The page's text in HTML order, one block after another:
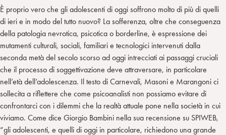
È proprio vero che gli adolescenti di oggi soffrono molto di più di quelli
di ieri e in modo del tutto nuovo? La sofferenza, oltre che conseguenza
della patologia nevrotica, psicotica o borderline, è espressione dei
mutamenti culturali, sociali, familiari e tecnologici intervenuti dalla
seconda metà del secolo scorso ad oggi intrecciati ai passaggi cruciali
che il processo di soggettivazione deve attraversare, in particolare
nell’età dell’adolescenza. Il testo di Carnevali, Masoni e Marangoni ci
sollecita a riflettere che come psicoanalisti non possiamo evitare di
confrontarci con i dilemmi che la realtà attuale pone nella società in cui
viviamo. Come dice Giorgio Bambini nella sua recensione su SPIWEB,
“gli adolescenti, e quelli di oggi in particolare, richiedono una grande